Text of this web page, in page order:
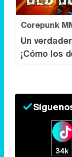
Corepunk
Un
¡Cómo los
34k